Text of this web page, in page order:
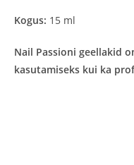
Kogus: 15 ml
Nail Passioni geellakid
kasutamiseks kui ka